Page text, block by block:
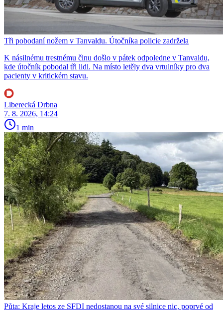
Tři pobodaní nožem v Tanvaldu. Útočníka policie zadržela
K násilnému trestnému činu došlo v pátek odpoledne v Tanvaldu,
kde útočník pobodal tři lidi. Na místo letěly dva vrtulníky pro dva
pacienty v kritickém stavu.
Liberecká Drbna
7. 8. 2026, 14:24
1 min
Půta: Kraje letos ze SFDI nedostanou na své silnice nic, poprvé od